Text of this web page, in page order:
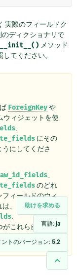
助けを求める
言語: ja
ントのバージョン: 5.2
実際のフィールドク
ディクショナリで
__init__() メソッド
してください。
ForeignKeyや
ウィジェットを使
、
にその
にしてくださ
、
のどれ
ィールドのウィ
、
、
がこれら自身のカ
らです。